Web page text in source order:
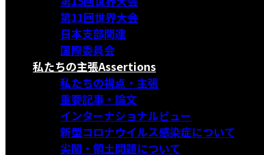
第11回世界大会
日本支部関連
国際委員会
私たちの主張Assertions
私たちの視点・主張
重要記事・論文
インターナショナルビュー
新型コロナウイルス感染症について
尖閣・領土問題について